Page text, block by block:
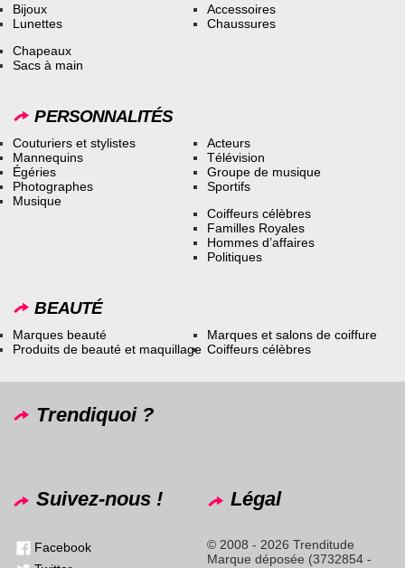
Bijoux
Lunettes
Accessoires
Chaussures
Chapeaux
Sacs à main
PERSONNALITÉS
Couturiers et stylistes
Mannequins
Égéries
Photographes
Musique
Acteurs
Télévision
Groupe de musique
Sportifs
Coiffeurs célèbres
Familles Royales
Hommes d’affaires
Politiques
BEAUTÉ
Marques beauté
Produits de beauté et maquillage
Marques et salons de coiffure
Coiffeurs célèbres
Trendiquoi ?
Suivez-nous !
Facebook
Légal
© 2008 - 2026 Trenditude
Marque déposée (3732854 -